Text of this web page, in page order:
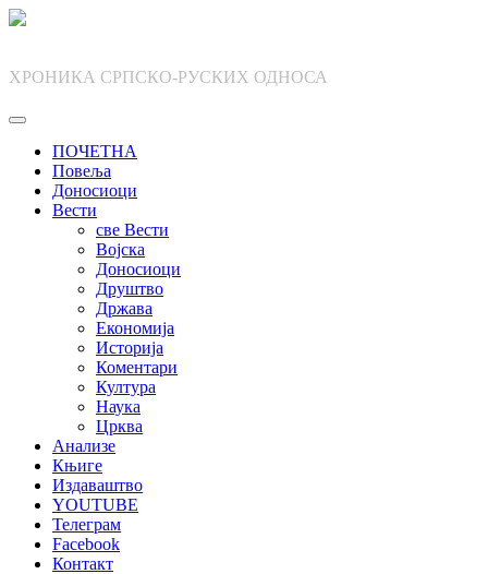
Skip
ХРОНИКА СРПСКО-РУСКИХ ОДНОСА
ПОЧЕТНА
Повеља
Доносиоци
Вести
све Вести
Војска
Доносиоци
Друштво
Држава
Економија
Историја
Коментари
Култура
Наука
Црква
Анализе
Књиге
Издаваштво
YOUTUBE
Телеграм
Facebook
Контакт